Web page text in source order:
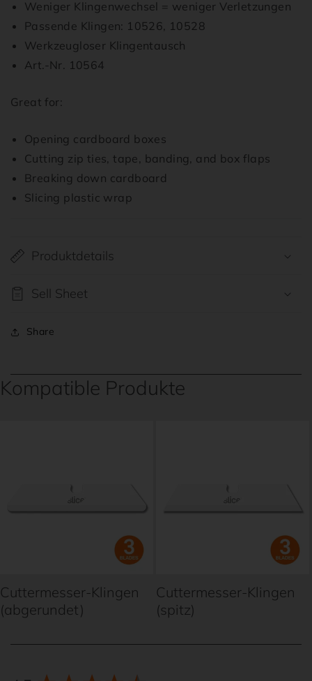
Weniger Klingenwechsel = weniger Verletzungen
Passende Klingen: 10526, 10528
Werkzeugloser Klingentausch
Art.-Nr. 10564
Great for:
Opening cardboard boxes
Cutting zip ties, tape, banding, and box flaps
Breaking down cardboard
Slicing plastic wrap
Produktdetails
Sell Sheet
Share
Kompatible Produkte
Cuttermesser-Klingen
(abgerundet)
Cuttermesser-Klingen
(spitz)